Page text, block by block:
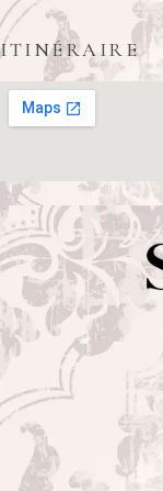
ITINÉRAIRE